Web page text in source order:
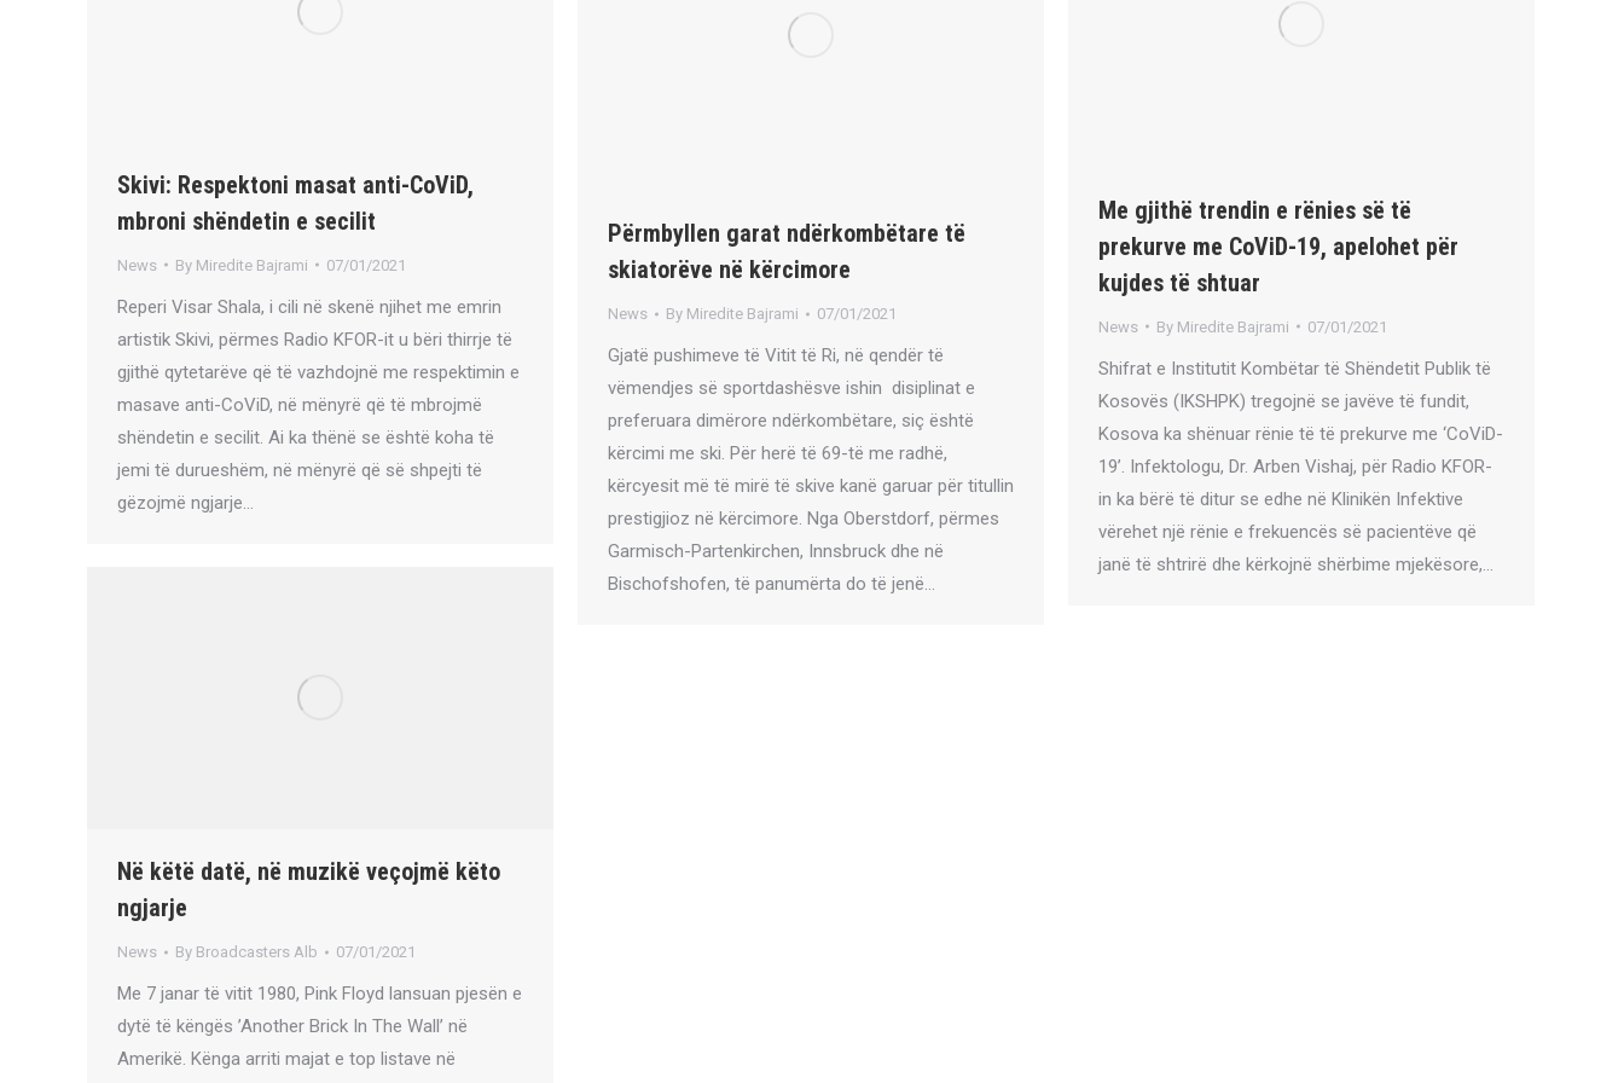
Skivi: Respektoni masat anti-CoViD,
mbroni shëndetin e secilit
News By Miredite Bajrami 07/01/2021
Reperi Visar Shala, i cili në skenë njihet me emrin
artistik Skivi, përmes Radio KFOR-it u bëri thirrje të
gjithë qytetarëve që të vazhdojnë me respektimin e
masave anti-CoViD, në mënyrë që të mbrojmë
shëndetin e secilit. Ai ka thënë se është koha të
jemi të durueshëm, në mënyrë që së shpejti të
gëzojmë ngjarje…
Përmbyllen garat ndërkombëtare të
skiatorëve në kërcimore
News By Miredite Bajrami 07/01/2021
Gjatë pushimeve të Vitit të Ri, në qendër të
vëmendjes së sportdashësve ishin disiplinat e
preferuara dimërore ndërkombëtare, siç është
kërcimi me ski. Për herë të 69-të me radhë,
kërcyesit më të mirë të skive kanë garuar për titullin
prestigjioz në kërcimore. Nga Oberstdorf, përmes
Garmisch-Partenkirchen, Innsbruck dhe në
Bischofshofen, të panumërta do të jenë…
Me gjithë trendin e rënies së të
prekurve me CoViD-19, apelohet për
kujdes të shtuar
News By Miredite Bajrami 07/01/2021
Shifrat e Institutit Kombëtar të Shëndetit Publik të
Kosovës (IKSHPK) tregojnë se javëve të fundit,
Kosova ka shënuar rënie të të prekurve me ‘CoViD-
19’. Infektologu, Dr. Arben Vishaj, për Radio KFOR-
in ka bërë të ditur se edhe në Klinikën Infektive
vërehet një rënie e frekuencës së pacientëve që
janë të shtrirë dhe kërkojnë shërbime mjekësore,…
Në këtë datë, në muzikë veçojmë këto
ngjarje
News By Broadcasters Alb 07/01/2021
Me 7 janar të vitit 1980, Pink Floyd lansuan pjesën e
dytë të këngës ​​’Another Brick In The Wall’ në
Amerikë. Kënga arriti majat e top listave në